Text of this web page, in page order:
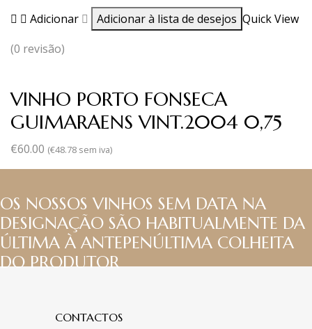
Adicionar Adicionar à lista de desejos Quick View
(0 revisão)
VINHO PORTO FONSECA
GUIMARAENS VINT.2004 0,75
€60.00 (€48.78 sem iva)
OS NOSSOS VINHOS SEM DATA NA
DESIGNAÇÃO SÃO HABITUALMENTE DA
ÚLTIMA À ANTEPENÚLTIMA COLHEITA
DO PRODUTOR
CONTACTOS